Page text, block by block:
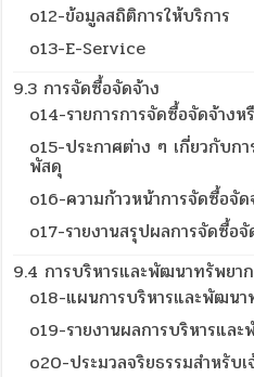
o12-ข้อมูลสถิติการให้บริการ
o13-E-Service
9.3 การจัดซื้อจัดจ้าง
o14-รายการการจัดซื้อจัดจ้าง
o15-ประกาศต่าง ๆ เกี่ยวกับก
พัสดุ
o16-ความก้าวหน้าการจัดซื้อจั
o17-รายงานสรุปผลการจัดซื้อ
9.4 การบริหารและพัฒนาทรัพยา
o18-แผนการบริหารและพัฒน
o19-รายงานผลการบริหารแล
o20-ประมวลจริยธรรมสำหรับ